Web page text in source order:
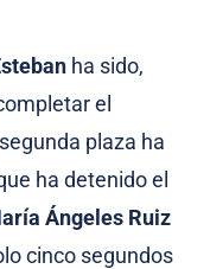
ha sido,
el
plaza ha
ha detenido el
Ángeles Ruiz
cinco segundos